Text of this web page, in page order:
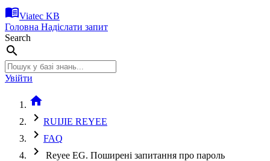
menu_bookViatec KB
Головна Надіслати запит
Search
search
Увійти
home
chevron_right RUIJIE REYEE
chevron_right FAQ
chevron_right Reyee EG. Поширені запитання про пароль